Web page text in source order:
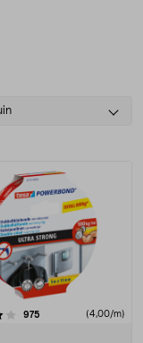
975 (4,00/m)